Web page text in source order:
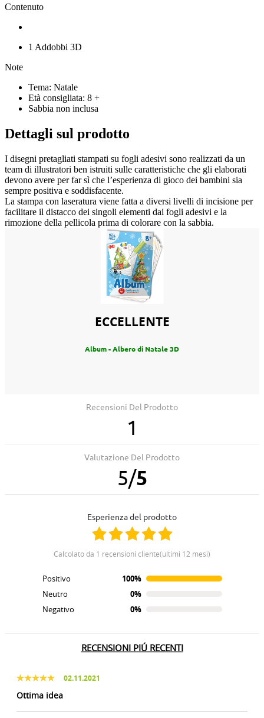
assemblare e collezionare!
Contenuto
1 Addobbi 3D
Note
Tema: Natale
Età consigliata: 8 +
Sabbia non inclusa
Dettagli sul prodotto
I disegni pretagliati stampati su fogli adesivi sono realizzati da un
team di illustratori ben istruiti sulle caratteristiche che gli elaborati
devono avere per far sì che l’esperienza di gioco dei bambini sia
sempre positiva e soddisfacente.
La stampa con laseratura viene fatta a diversi livelli di incisione per
facilitare il distacco dei singoli elementi dai fogli adesivi e la
rimozione della pellicola prima di colorare con la sabbia.
ECCELLENTE
Album - Albero di Natale 3D
Recensioni Del Prodotto
1
Valutazione Del Prodotto
5/5
Esperienza del prodotto
calcolato da 1 recensioni cliente(ultimi 12 mesi)
Positivo
100%
Neutro
0%
Negativo
0%
RECENSIONI PIÚ RECENTI
02.11.2021
Ottima idea